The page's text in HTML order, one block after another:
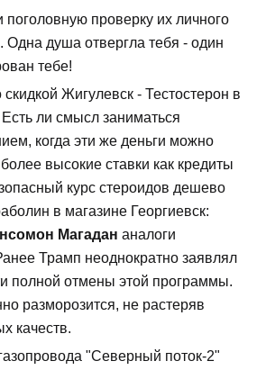
поголовную проверку их личного
Одна душа отвергла тебя - один
тебе!
Жигулевск - Тестостерон в
ли смысл заниматься
когда эти же деньги можно
высокие ставки как кредиты
курс стероидов дешево
в магазине Георгиевск:
Магадан аналоги
Трамп неоднократно заявлял
полной отмены этой программы.
разморозится, не растеряв
качеств.
"Северный поток-2"